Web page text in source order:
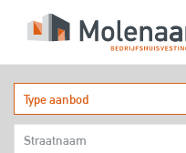
Type aanbod